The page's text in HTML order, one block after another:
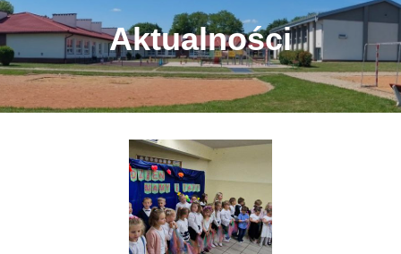
Aktualności